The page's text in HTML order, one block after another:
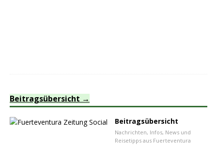
Beitragsübersicht
Beitragsübersicht
Nachrichten, Infos, News und
Reisetipps aus Fuerteventura